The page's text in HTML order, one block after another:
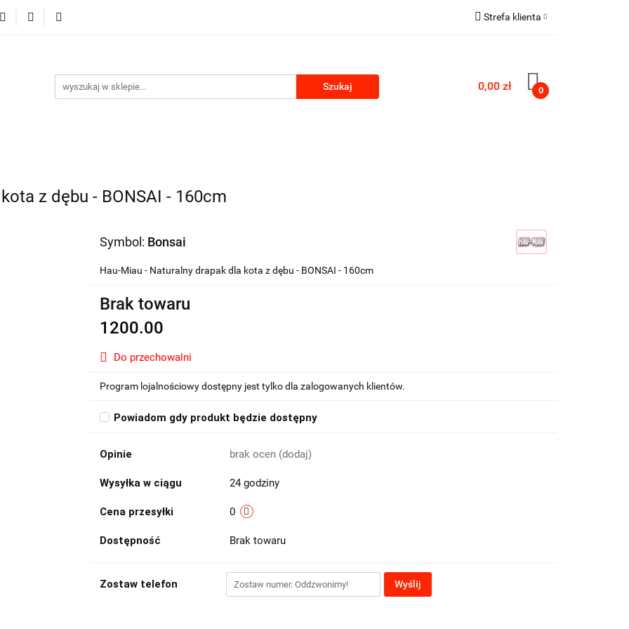
Strefa klienta
Zarejestruj się
Dodaj zgłoszenie
0,00 zł 0
DLA PSA
PRODUKTY Z KONOPII SKLEP ROKU
z dębu - BONSAI - 160cm
Symbol: Bonsai
Hau-Miau - Naturalny drapak dla kota z dębu - BONSAI - 160cm
Brak towaru
1200.00
Do przechowalni
Program lojalnościowy dostępny jest tylko dla zalogowanych klientów.
Powiadom gdy produkt będzie dostępny
Opinie brak ocen (dodaj)
Wysyłka w ciągu 24 godziny
Cena przesyłki 0
Dostępność Brak towaru
Zostaw telefon Wyślij